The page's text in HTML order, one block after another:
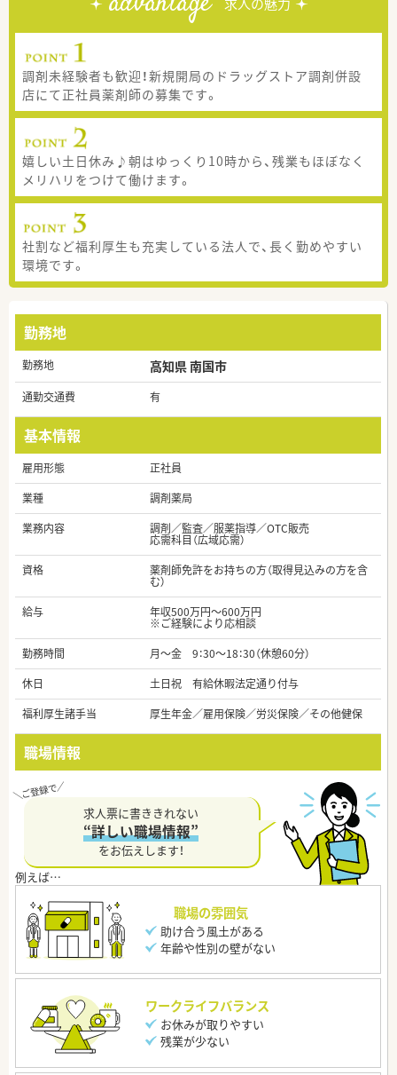
調剤未経験者も歓迎！新規開局のドラッグストア調剤併設
店にて正社員薬剤師の募集です。
嬉しい土日休み♪朝はゆっくり10時から、残業もほぼなく
メリハリをつけて働けます。
社割など福利厚生も充実している法人で、長く勤めやすい
環境です。
勤務地
勤務地 高知県 南国市
通勤交通費 有
基本情報
雇用形態
正社員
業種
調剤薬局
業務内容
調剤／監査／服薬指導／OTC販売
応需科目（広域応需）
資格
薬剤師免許をお持ちの方（取得見込みの方を含
む）
給与
年収500万円～600万円
※ご経験により応相談
勤務時間
月～金 9：30～18：30（休憩60分）
休日
土日祝 有給休暇法定通り付与
福利厚生諸手当
厚生年金／雇用保険／労災保険／その他健保
職場情報
求人票に書ききれない
“詳しい職場情報”
をお伝えします！
職場の雰囲気
助け合う風土がある
年齢や性別の壁がない
ワークライフバランス
お休みが取りやすい
残業が少ない